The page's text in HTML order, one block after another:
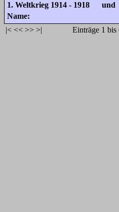
1. Weltkrieg 1914 - 1918 und
Name:
|< << >> >| Einträge 1 bis